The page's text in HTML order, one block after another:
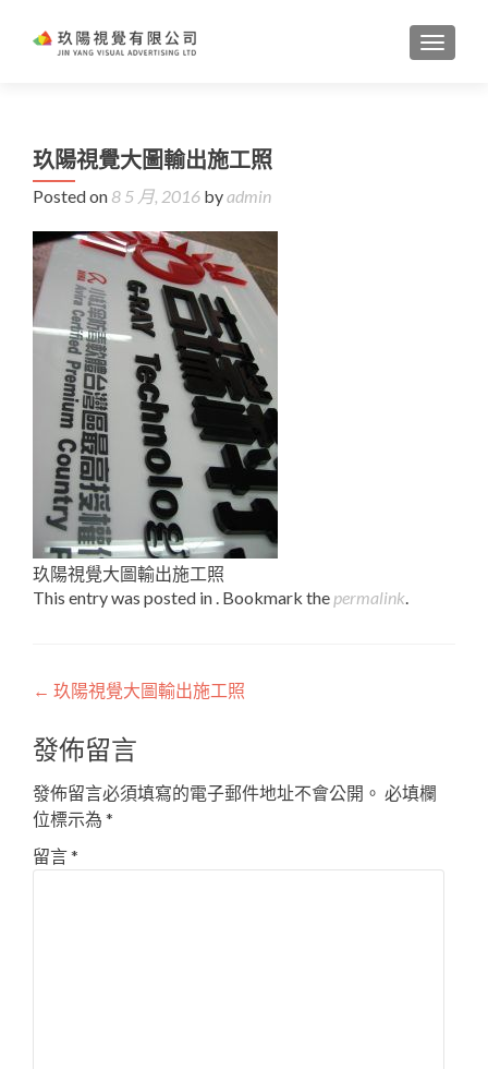
玖陽視覺大圖輸出施工照
Posted on 8 5 月, 2016 byadmin
玖陽視覺大圖輸出施工照
This entry was posted in . Bookmark the permalink.
Post
navigation
← 玖陽視覺大圖輸出施工照
發佈留言
發佈留言必須填寫的電子郵件地址不會公開。 必填欄
位標示為 *
留言*